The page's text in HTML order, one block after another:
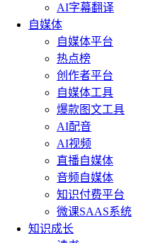
AI字幕翻译
自媒体
自媒体平台
热点榜
创作者平台
自媒体工具
爆款图文工具
AI配音
AI视频
直播自媒体
音频自媒体
知识付费平台
微课SAAS系统
知识成长